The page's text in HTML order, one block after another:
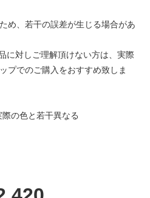
め、若干の誤差が生じる場合があ
に対しご理解頂けない方は、実際
プでのご購入をおすすめ致しま
の色と若干異なる